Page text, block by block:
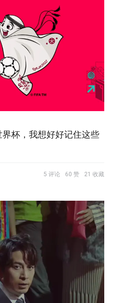
杯，我想好好记住这些
5 评论 60 赞 21 收藏